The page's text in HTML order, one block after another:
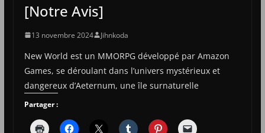
[Notre Avis]
13 novembre 2024 Jihnkoda
New World est un MMORPG développé par Amazon
Games, se déroulant dans l’univers mystérieux et
dangereux d’Aeternum, une île surnaturelle
Partager :